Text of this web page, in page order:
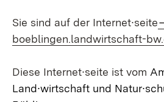
Sie sind auf der Internet∙seite
boeblingen.landwirtschaft-
Diese Internet∙seite ist vom
Land∙wirtschaft und